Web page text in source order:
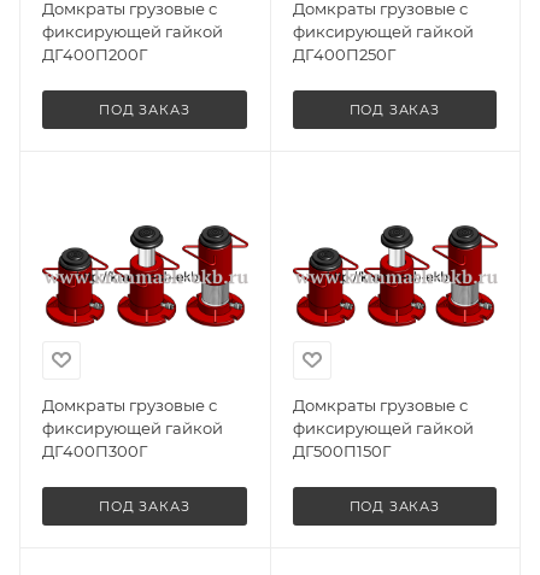
Домкраты грузовые с
фиксирующей гайкой
ДГ400П200Г
ПОД ЗАКАЗ
Домкраты грузовые с
фиксирующей гайкой
ДГ400П250Г
ПОД ЗАКАЗ
Домкраты грузовые с
фиксирующей гайкой
ДГ400П300Г
ПОД ЗАКАЗ
Домкраты грузовые с
фиксирующей гайкой
ДГ500П150Г
ПОД ЗАКАЗ